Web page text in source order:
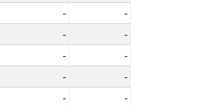
-
-
-
-
-
-
-
-
-
-